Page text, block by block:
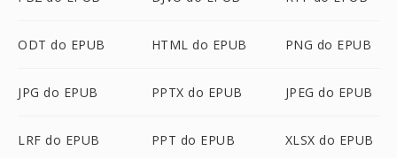
ODT do EPUB HTML do EPUB PNG do EPUB
JPG do EPUB PPTX do EPUB JPEG do EPUB
LRF do EPUB PPT do EPUB XLSX do EPUB